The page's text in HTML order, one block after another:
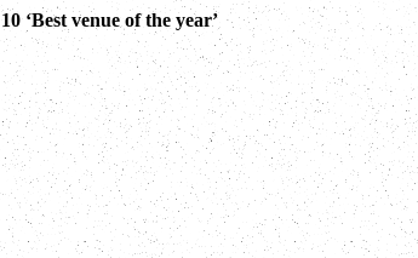
‘Best venue of the year’